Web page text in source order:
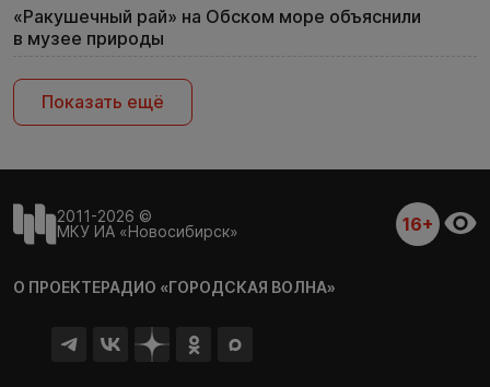
«Ракушечный рай» на Обском море объяснили
в музее природы
Показать ещё
2011-2026 ©
МКУ ИА «Новосибирск»
16+
О ПРОЕКТЕРАДИО «ГОРОДСКАЯ ВОЛНА»